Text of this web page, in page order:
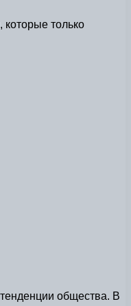
которые только
общества. В